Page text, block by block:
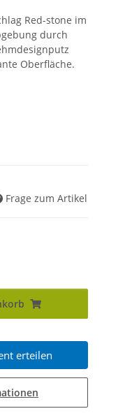
Red-stone im
durch
Oberfläche.
Frage zum Artikel
erteilen